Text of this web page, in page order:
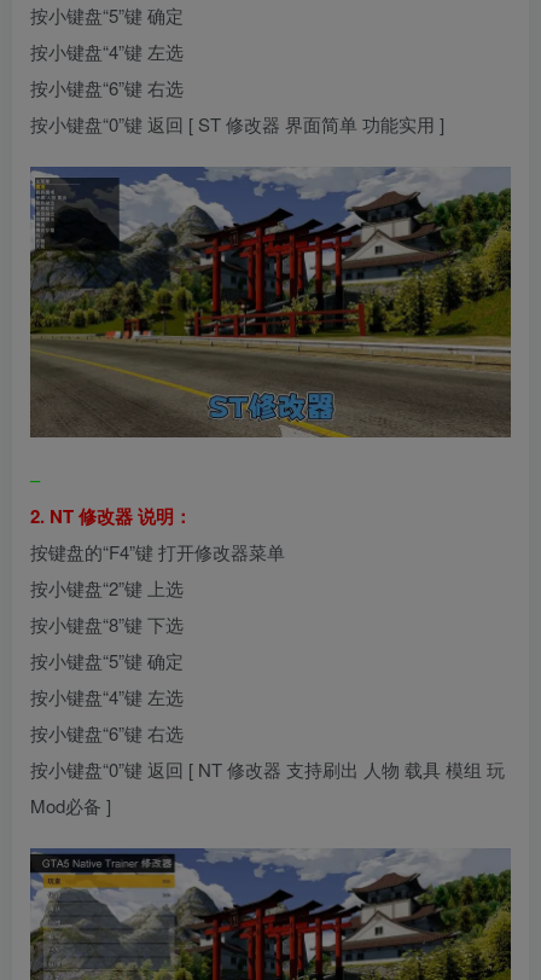
按小键盘“5”键 确定
按小键盘“4”键 左选
按小键盘“6”键 右选
按小键盘“0”键 返回 [ ST 修改器 界面简单 功能实用 ]
–
2. NT 修改器 说明：
按键盘的“F4”键 打开修改器菜单
按小键盘“2”键 上选
按小键盘“8”键 下选
按小键盘“5”键 确定
按小键盘“4”键 左选
按小键盘“6”键 右选
按小键盘“0”键 返回 [ NT 修改器 支持刷出 人物 载具 模组 玩
Mod必备 ]